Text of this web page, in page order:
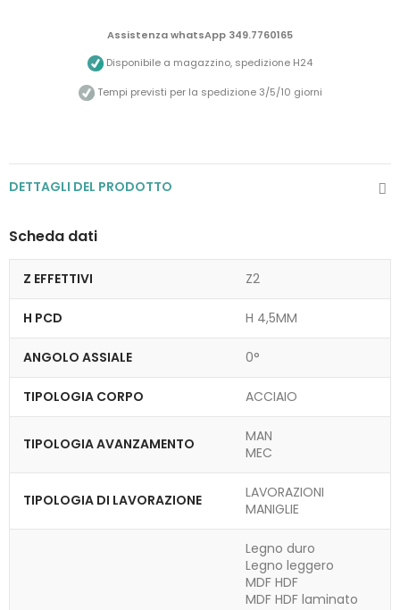
Assistenza whatsApp 349.7760165
Disponibile a magazzino, spedizione H24
Tempi previsti per la spedizione 3/5/10 giorni
DETTAGLI DEL PRODOTTO
Scheda dati
Z EFFETTIVI Z2
H PCD H 4,5MM
ANGOLO ASSIALE 0°
TIPOLOGIA CORPO ACCIAIO
TIPOLOGIA AVANZAMENTO
MAN
MEC
TIPOLOGIA DI LAVORAZIONE
LAVORAZIONI
MANIGLIE
Legno duro
Legno leggero
MDF HDF
MDF HDF laminato